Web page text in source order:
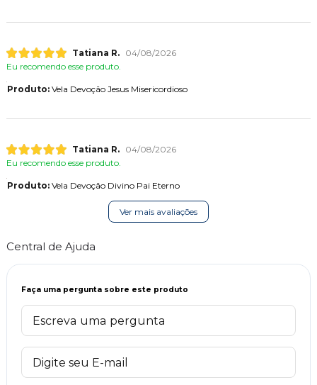
Tatiana R.
04/08/2026
Eu recomendo esse produto.
Produto:Vela Devoção Jesus Misericordioso
Tatiana R.
04/08/2026
Eu recomendo esse produto.
Produto:Vela Devoção Divino Pai Eterno
Ver mais avaliações
Central de Ajuda
Faça uma pergunta sobre este produto